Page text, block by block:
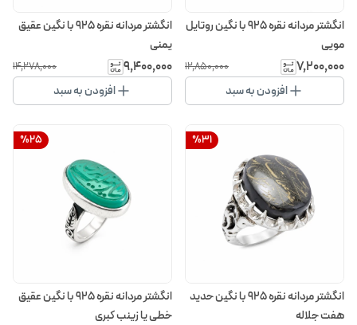
انگشتر مردانه نقره 925 با نگین روتایل
مویی
۷٬۲۰۰٬۰۰۰ ۱۲٬۸۵۰٬۰۰۰
افزودن به سبد
انگشتر مردانه نقره 925 با نگین عقیق
یمنی
۹٬۴۰۰٬۰۰۰ ۱۴٬۲۷۸٬۰۰۰
افزودن به سبد
%31
انگشتر مردانه نقره 925 با نگین حدید
هفت جلاله
%25
انگشتر مردانه نقره 925 با نگین عقیق
خطی یا زینب کبری